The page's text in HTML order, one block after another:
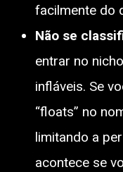
facilmente do
Não se
entrar no
infláveis. Se
“floats” no
limitando a
acontece se